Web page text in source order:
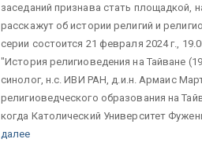
заседаний признава стать площадкой,
расскажут об истории религий и
серии состоится 21 февраля 2024 г.,
"История религиоведения на Тайване
синолог, н.с. ИВИ РАН, д.и.н. Армаис
религиоведческого образования на
когда Католический Университет
далее